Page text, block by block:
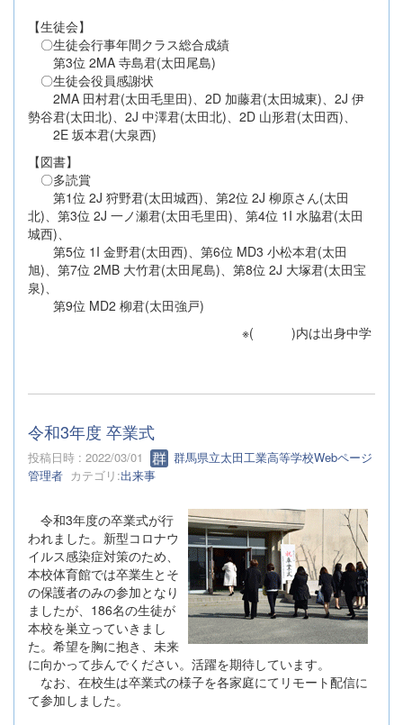
【生徒会】
〇生徒会行事年間クラス総合成績
第3位 2MA 寺島君(太田尾島)
〇生徒会役員感謝状
2MA 田村君(太田毛里田)、2D 加藤君(太田城東)、2J 伊
勢谷君(太田北)、2J 中澤君(太田北)、2D 山形君(太田西)、
2E 坂本君(大泉西)
【図書】
〇多読賞
第1位 2J 狩野君(太田城西)、第2位 2J 柳原さん(太田
北)、第3位 2J 一ノ瀬君(太田毛里田)、第4位 1I 水脇君(太田
城西)、
第5位 1I 金野君(太田西)、第6位 MD3 小松本君(太田
旭)、第7位 2MB 大竹君(太田尾島)、第8位 2J 大塚君(太田宝
泉)、
第9位 MD2 柳君(太田強戸)
※( )内は出身中学
令和3年度 卒業式
投稿日時 : 2022/03/01
群馬県立太田工業高等学校Webページ
管理者 カテゴリ:出来事
令和3年度の卒業式が行
われました。新型コロナウ
イルス感染症対策のため、
本校体育館では卒業生とそ
の保護者のみの参加となり
ましたが、186名の生徒が
本校を巣立っていきまし
た。希望を胸に抱き、未来
に向かって歩んでください。活躍を期待しています。
なお、在校生は卒業式の様子を各家庭にてリモート配信に
て参加しました。